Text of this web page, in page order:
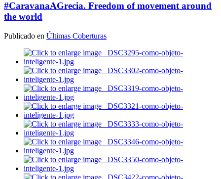
#CaravanaAGrecia. Freedom of movement around
the world
Publicado en Últimas Coberturas